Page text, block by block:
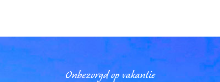
Onbezorgd op vakantie